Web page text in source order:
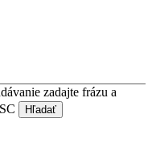
zadajte frázu a
Hľadať